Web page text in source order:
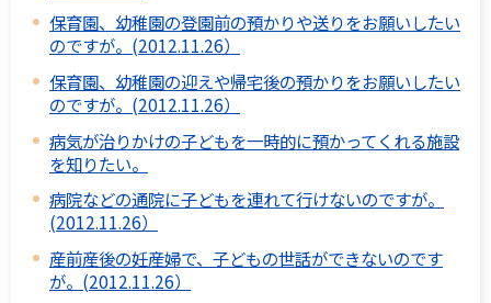
保育園、幼稚園の登園前の預かりや送りをお願いしたい
のですが。(2012.11.26）
保育園、幼稚園の迎えや帰宅後の預かりをお願いしたい
のですが。(2012.11.26）
病気が治りかけの子どもを一時的に預かってくれる施設
を知りたい。
病院などの通院に子どもを連れて行けないのですが。
(2012.11.26）
産前産後の妊産婦で、子どもの世話ができないのです
が。(2012.11.26）